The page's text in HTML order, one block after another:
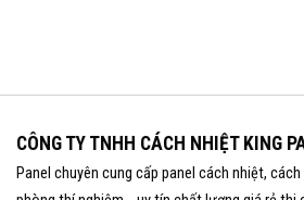
CÔNG TY TNHH CÁCH NHIỆT KING
Panel chuyên cung cấp panel cách nhiệt,